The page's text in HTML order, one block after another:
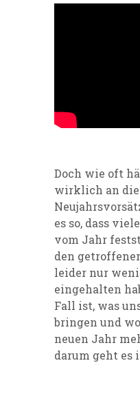
Doch wie oft
wirklich an
es so, dass
vom Jahr
den
leider nur
eingehalten
Fall ist, was
bringen und
neuen Jahr
darum geht es